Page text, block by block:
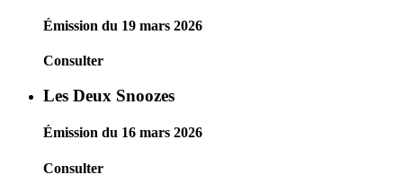
Émission du 19 mars 2026
Consulter
Les Deux Snoozes
Émission du 16 mars 2026
Consulter